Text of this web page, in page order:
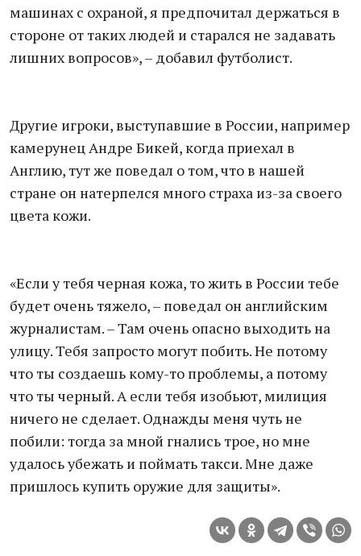
машинах с охраной, я предпочитал держаться в
стороне от таких людей и старался не задавать
лишних вопросов», – добавил футболист.
Другие игроки, выступавшие в России, например
камерунец Андре Бикей, когда приехал в
Англию, тут же поведал о том, что в нашей
стране он натерпелся много страха из-за своего
цвета кожи.
«Если у тебя черная кожа, то жить в России тебе
будет очень тяжело, – поведал он английским
журналистам. – Там очень опасно выходить на
улицу. Тебя запросто могут побить. Не потому
что ты создаешь кому-то проблемы, а потому
что ты черный. А если тебя изобьют, милиция
ничего не сделает. Однажды меня чуть не
побили: тогда за мной гнались трое, но мне
удалось убежать и поймать такси. Мне даже
пришлось купить оружие для защиты».